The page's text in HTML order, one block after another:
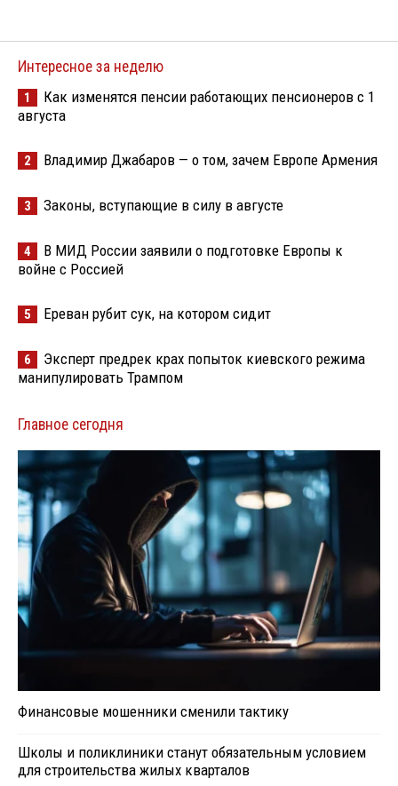
Интересное за неделю
1
Как изменятся пенсии работающих пенсионеров с 1
августа
2 Владимир Джабаров — о том, зачем Европе Армения
3 Законы, вступающие в силу в августе
4
В МИД России заявили о подготовке Европы к
войне с Россией
5 Ереван рубит сук, на котором сидит
6
Эксперт предрек крах попыток киевского режима
манипулировать Трампом
Главное сегодня
Финансовые мошенники сменили тактику
Школы и поликлиники станут обязательным условием
для строительства жилых кварталов